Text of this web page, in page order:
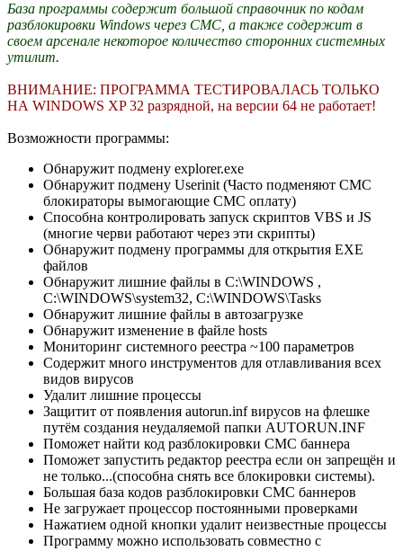
База программы содержит большой справочник по кодам
разблокировки Windows через СМС, а также содержит в
своем арсенале некоторое количество сторонних системных
утилит.
ВНИМАНИЕ: ПРОГРАММА ТЕСТИРОВАЛАСЬ ТОЛЬКО
НА WINDOWS XP 32 разрядной, на версии 64 не работает!
Возможности программы:
Обнаружит подмену explorer.exe
Обнаружит подмену Userinit (Часто подменяют СМС
блокираторы вымогающие СМС оплату)
Способна контролировать запуск скриптов VBS и JS
(многие черви работают через эти скрипты)
Обнаружит подмену программы для открытия EXE
файлов
Обнаружит лишние файлы в C:\WINDOWS ,
C:\WINDOWS\system32, C:\WINDOWS\Tasks
Обнаружит лишние файлы в автозагрузке
Обнаружит изменение в файле hosts
Мониторинг системного реестра ~100 параметров
Содержит много инструментов для отлавливания всех
видов вирусов
Удалит лишние процессы
Защитит от появления autorun.inf вирусов на флешке
путём создания неудаляемой папки AUTORUN.INF
Поможет найти код разблокировки СМС баннера
Поможет запустить редактор реестра если он запрещён и
не только...(способна снять все блокировки системы).
Большая база кодов разблокировки CMC баннеров
Не загружает процессор постоянными проверками
Нажатием одной кнопки удалит неизвестные процессы
Программу можно использовать совместно с